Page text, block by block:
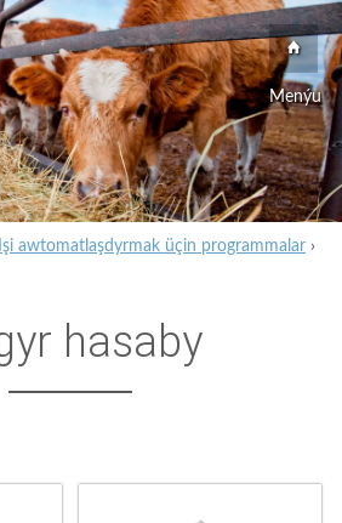
Menýu
Işi awtomatlaşdyrmak üçin programmalar ›
hasaby